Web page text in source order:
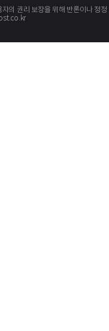
자의 권리 보장을 위해 반론이나